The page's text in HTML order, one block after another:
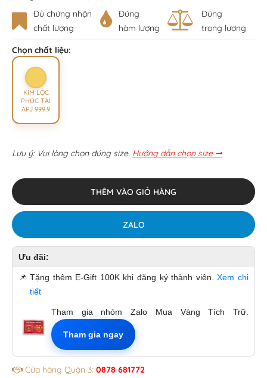
Đủ chứng nhận
chất lượng
Đúng
hàm lượng
Đúng
trọng lượng
Chọn chất liệu:
KIM LỘC
PHÚC TÀI
APJ 999.9
Lưu ý: Vui lòng chọn đúng size. Hướng dẫn chọn size ⇀
THÊM VÀO GIỎ HÀNG
ZALO
Ưu đãi:
📌 Tặng thêm E-Gift 100K khi đăng ký thành viên.Xem chi
tiết
Tham gia nhóm Zalo Mua Vàng Tích Trữ.
Tham gia ngay
Cửa hàng Quận 3: 0878 681772